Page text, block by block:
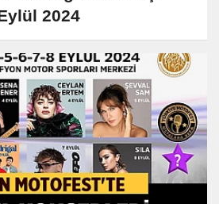
2024